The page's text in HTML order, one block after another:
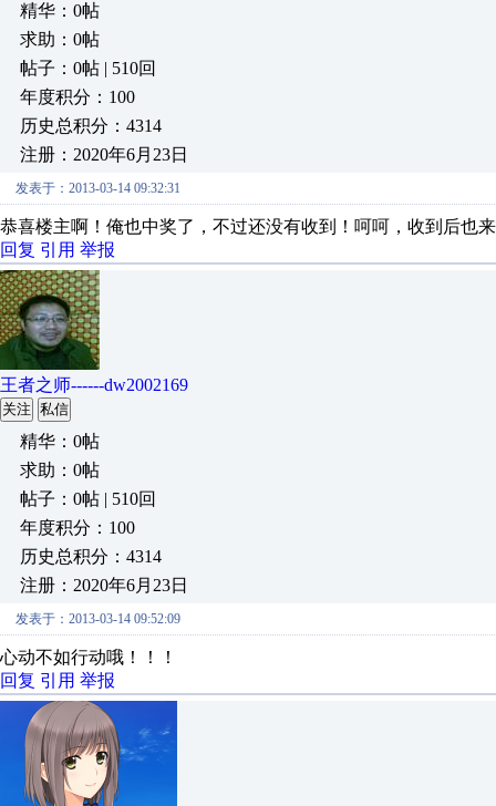
精华：0帖
求助：0帖
帖子：0帖 | 510回
年度积分：100
历史总积分：4314
注册：2020年6月23日
发表于：2013-03-14 09:32:31
恭喜楼主啊！俺也中奖了，不过还没有收到！呵呵，收到后也
回复 引用 举报
王者之师------dw2002169
关注 私信
精华：0帖
求助：0帖
帖子：0帖 | 510回
年度积分：100
历史总积分：4314
注册：2020年6月23日
发表于：2013-03-14 09:52:09
心动不如行动哦！！！
回复 引用 举报